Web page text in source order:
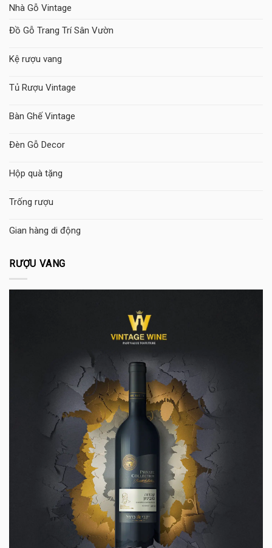
Nhà Gỗ Vintage
Đồ Gỗ Trang Trí Sân Vườn
Kệ rượu vang
Tủ Rượu Vintage
Bàn Ghế Vintage
Đèn Gỗ Decor
Hộp quà tặng
Trống rượu
Gian hàng di động
RƯỢU VANG